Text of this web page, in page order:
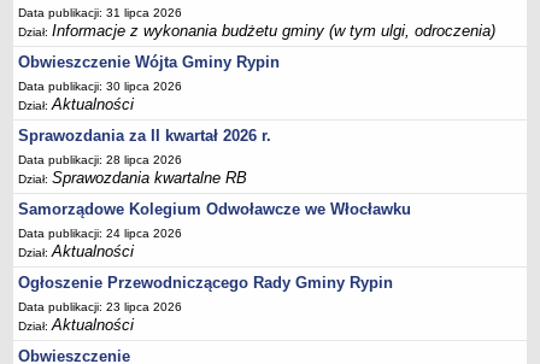
Protokoły
Imienne wykazy głosowań radnych
Postać dokumentów
Akty Prawne, Dzienniki Ustaw, Monitory Polskie
Prawo miejscowe
Zarządzenia
Studium uwarunkowań i kierunków zagospodarowania
przestrzennego
Dane przestrzenne - MPZP
Stałe obwody głosowania, numery, granice oraz siedziby
obwodowych komisji wyborczych, opis granic okręgów wyborczych
Plan ogólny gminy Rypin
Data publikacji: 31 lipca 2026
Dział:Informacje z wykonania budżetu gminy (w tym ulgi, odroczenia)
Obwieszczenie Wójta Gminy Rypin
Data publikacji: 30 lipca 2026
Dział:Aktualności
Sprawozdania za II kwartał 2026 r.
Data publikacji: 28 lipca 2026
Dział:Sprawozdania kwartalne RB
Samorządowe Kolegium Odwoławcze we Włocławku
Data publikacji: 24 lipca 2026
Dział:Aktualności
Ogłoszenie Przewodniczącego Rady Gminy Rypin
Data publikacji: 23 lipca 2026
Dział:Aktualności
Obwieszczenie